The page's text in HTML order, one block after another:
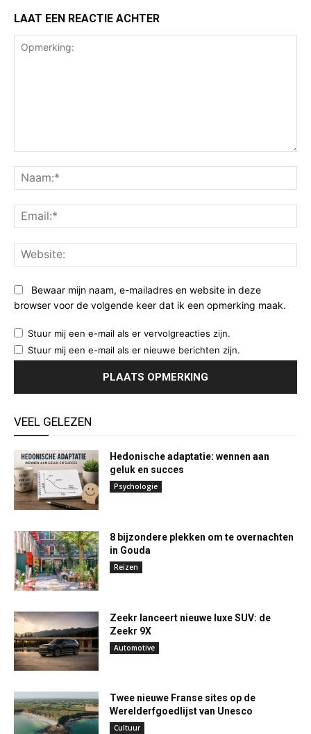
LAAT EEN REACTIE ACHTER
Bewaar mijn naam, e-mailadres en website in deze
browser voor de volgende keer dat ik een opmerking maak.
Stuur mij een e-mail als er vervolgreacties zijn.
Stuur mij een e-mail als er nieuwe berichten zijn.
VEEL GELEZEN
Hedonische adaptatie: wennen aan
geluk en succes
Psychologie
8 bijzondere plekken om te overnachten
in Gouda
Reizen
Zeekr lanceert nieuwe luxe SUV: de
Zeekr 9X
Automotive
Twee nieuwe Franse sites op de
Werelderfgoedlijst van Unesco
Cultuur